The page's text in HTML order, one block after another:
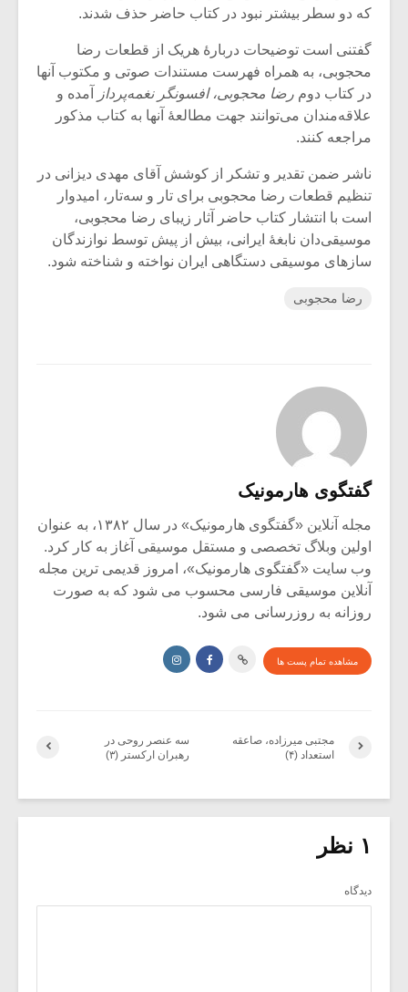
که دو سطر بیشتر نبود در کتاب حاضر حذف شدند.
گفتنی است توضیحات دربارۀ هریک از قطعات رضا
محجوبی، به همراه فهرست مستندات صوتی و مکتوب آنها
در کتاب دوم رضا محجوبی، افسونگر نغمه‌پرداز
آمده و
علاقه‌مندان می‌توانند جهت مطالعۀ آنها به کتاب مذکور
مراجعه کنند.
ناشر ضمن تقدیر و تشکر از کوشش آقای مهدی دیزانی در
تنظیم قطعات رضا محجوبی برای تار و سه‌تار، امیدوار
است با انتشار کتاب حاضر آثار زیبای رضا محجوبی،
موسیقی‌دان نابغۀ ایرانی، بیش از پیش توسط نوازندگان
سازهای موسیقی دستگاهی ایران نواخته و شناخته شود.
رضا محجوبی
گفتگوی هارمونیک
مجله آنلاین «گفتگوی هارمونیک» در سال ۱۳۸۲، به عنوان
اولین وبلاگ تخصصی و مستقل موسیقی آغاز به کار کرد.
وب سایت «گفتگوی هارمونیک»، امروز قدیمی ترین مجله
آنلاین موسیقی فارسی محسوب می شود که به صورت
روزانه به روزرسانی می شود.
مشاهده تمام پست ها
سه عنصر روحی در
رهبران ارکستر (۳)
مجتبی میرزاده، صاعقه
استعداد (۴)
۱ نظر
دیدگاه